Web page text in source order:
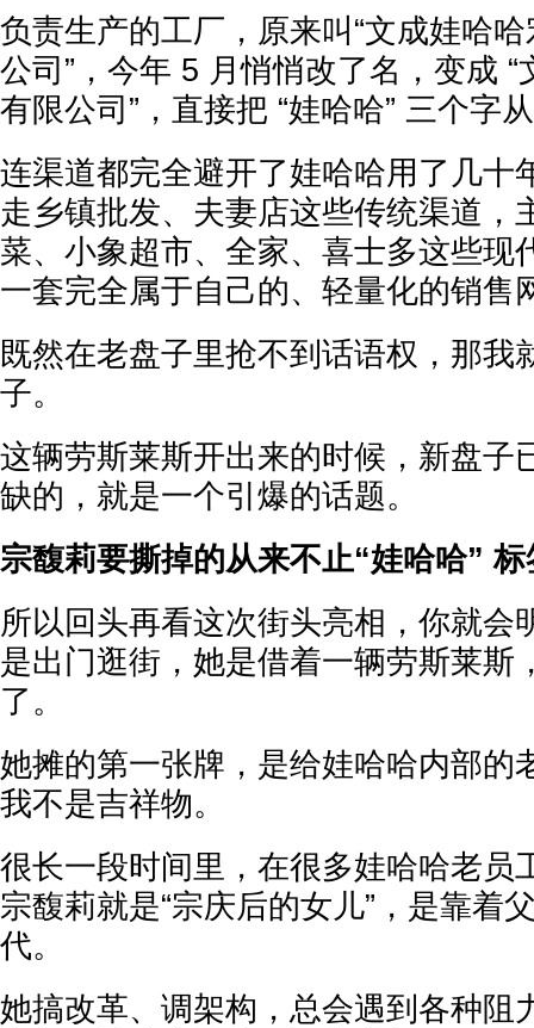
负责生产的工厂，原来叫“文成娃哈
公司”，今年 5 月悄悄改了名，变成
有限公司”，直接把 “娃哈哈” 三个字
连渠道都完全避开了娃哈哈用了几十
走乡镇批发、夫妻店这些传统渠道，
菜、小象超市、全家、喜士多这些现
一套完全属于自己的、轻量化的销售
既然在老盘子里抢不到话语权，那我
子。
这辆劳斯莱斯开出来的时候，新盘子
缺的，就是一个引爆的话题。
宗馥莉要撕掉的从来不止“娃哈哈” 标
所以回头再看这次街头亮相，你就会
是出门逛街，她是借着一辆劳斯莱斯
了。
她摊的第一张牌，是给娃哈哈内部的
我不是吉祥物。
很长一段时间里，在很多娃哈哈老员
宗馥莉就是“宗庆后的女儿”，是靠着
代。
她搞改革、调架构，总会遇到各种阻